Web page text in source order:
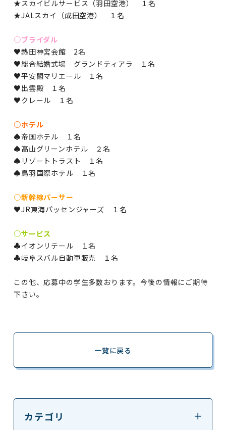
★スカイビルサービス（羽田空港） １名
★JALスカイ（成田空港） １名
○ブライダル
♥熱田神宮会館 2名
♥総合結婚式場 グランドティアラ １名
♥平安閣マリエール １名
♥出雲殿 １名
♥クレール １名
○ホテル
♠帝国ホテル １名
♠高山グリーンホテル ２名
♠リゾートトラスト １名
♠鳥羽国際ホテル １名
○新幹線パーサー
♥JR東海パッセンジャーズ １名
○サービス
♣イオンリテール １名
♣岐阜スバル自動車販売 １名
この他、応募中の学生多数おります。今後の情報にご期待
下さい。
一覧に戻る
カテゴリ